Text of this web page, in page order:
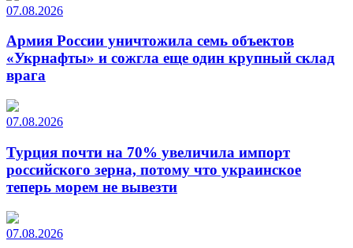
07.08.2026
Армия России уничтожила семь объектов
«Укрнафты» и сожгла еще один крупный склад
врага
07.08.2026
Турция почти на 70% увеличила импорт
российского зерна, потому что украинское
теперь морем не вывезти
07.08.2026